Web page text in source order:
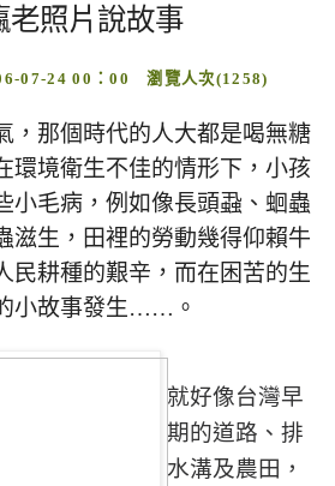
照片說故事
07-24 00：00 瀏覽人次(1258)
，那個時代的人大都是喝無糖
環境衛生不佳的情形下，小孩
小毛病，例如像長頭蝨、蛔蟲
滋生，田裡的勞動幾得仰賴牛
民耕種的艱辛，而在困苦的生
小故事發生……。
就好像台灣早
期的道路、排
水溝及農田，